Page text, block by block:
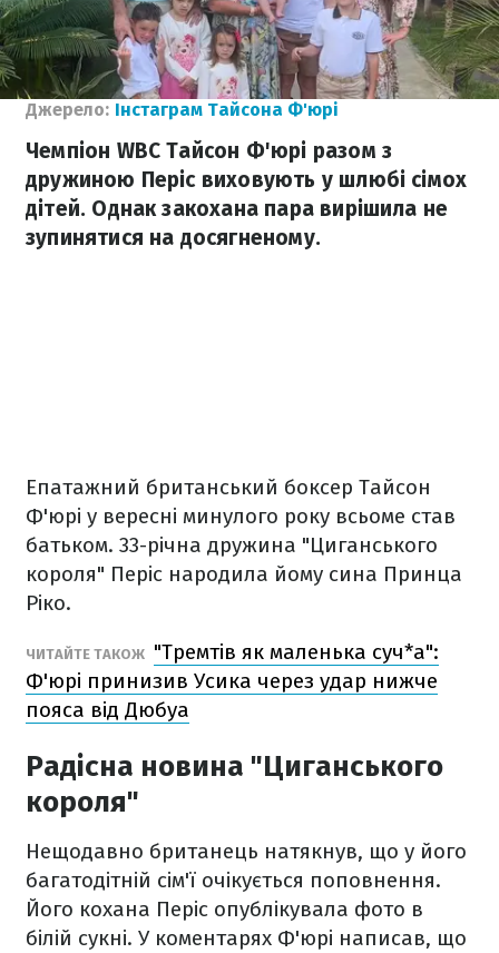
Джерело: Інстаграм Тайсона Ф'юрі
Чемпіон WBC Тайсон Ф'юрі разом з
дружиною Періс виховують у шлюбі сімох
дітей. Однак закохана пара вирішила не
зупинятися на досягненому.
Епатажний британський боксер Тайсон
Ф'юрі у вересні минулого року всьоме став
батьком. 33-річна дружина "Циганського
короля" Періс народила йому сина Принца
Ріко.
ЧИТАЙТЕ ТАКОЖ "Тремтів як маленька суч*а":
Ф'юрі принизив Усика через удар нижче
пояса від Дюбуа
Радісна новина "Циганського
короля"
Нещодавно британець натякнув, що у його
багатодітній сім'ї очікується поповнення.
Його кохана Періс опублікувала фото в
білій сукні. У коментарях Ф'юрі написав, що